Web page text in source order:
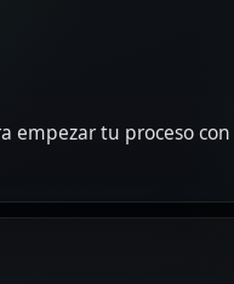
empezar tu proceso